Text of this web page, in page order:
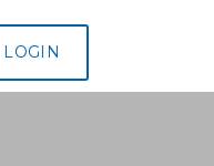
LOGIN